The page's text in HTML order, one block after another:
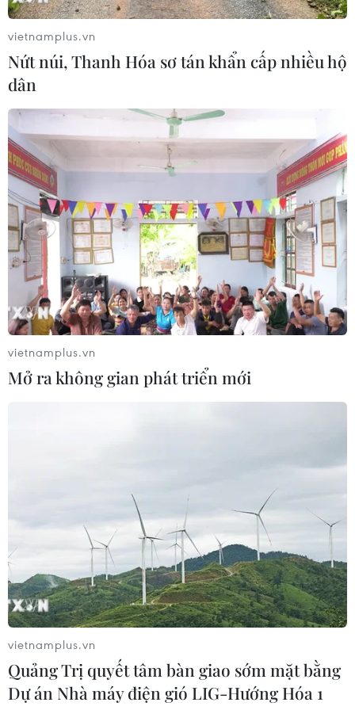
chiến binh Việt Nam tại Đức
Khánh thành chùa Hoa Nghiêm tại
Đông Bắc Thái Lan, gìn giữ bản sắc
văn hóa Việt
21/07/2026 22:44
Lưu học sinh Việt Nam tại Thái Lan
về nguồn theo dấu chân Bác Hồ
20/07/2026 15:46
Xem thêm
Phó Tổng Biên tập: NGUYỄN THỊ TÁM, KHÚC THANH
THỦY
Sở hữu trí tuệ
Quy định sử dụng
RSS
Hỗ trợ
Ngôn ngữ
TTXVN
Dịch vụ tin
Liên hệ
vietnamplus.vn
Nứt núi, Thanh Hóa sơ tán khẩn cấp nhiều hộ
dân
vietnamplus.vn
Mở ra không gian phát triển mới
vietnamplus.vn
Quảng Trị quyết tâm bàn giao sớm mặt bằng
Dự án Nhà máy điện gió LIG-Hướng Hóa 1